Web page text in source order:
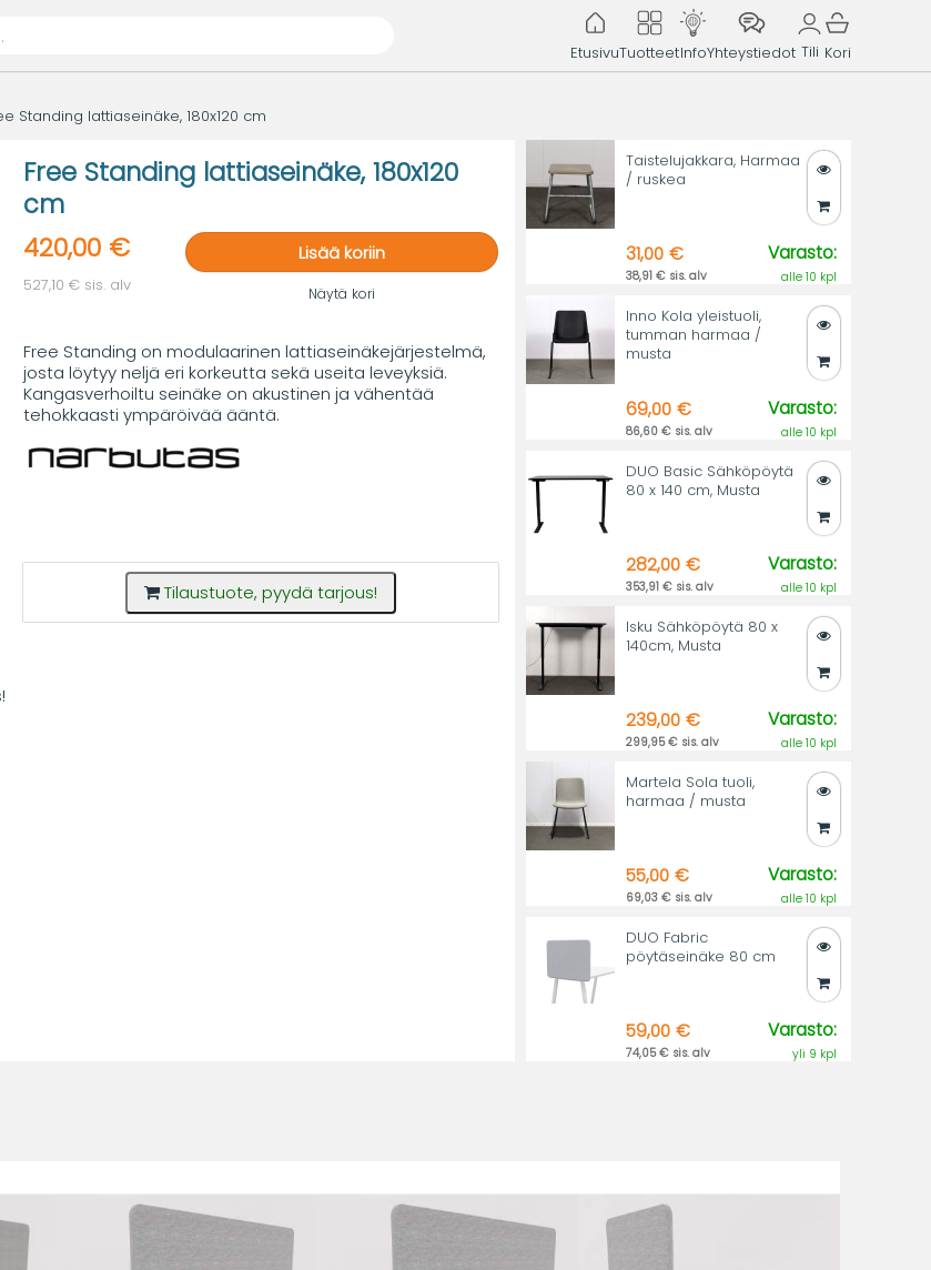
EtusivuTuotteetInfoYhteystiedot Tili Kori
Standing lattiaseinäke, 180x120 cm
Free Standing lattiaseinäke, 180x120
cm
420,00 €
527,10 € sis. alv
Lisää koriin
Näytä kori
Free Standing on modulaarinen lattiaseinäkejärjestelmä,
josta löytyy neljä eri korkeutta sekä useita leveyksiä.
Kangasverhoiltu seinäke on akustinen ja vähentää
tehokkaasti ympäröivää ääntä.
Tilaustuote, pyydä tarjous!
Taistelujakkara, Harmaa
/ ruskea
31,00 €
38,91 € sis. alv
Varasto:
alle 10 kpl
Inno Kola yleistuoli,
tumman harmaa /
musta
69,00 €
86,60 € sis. alv
Varasto:
alle 10 kpl
DUO Basic Sähköpöytä
80 x 140 cm, Musta
282,00 €
353,91 € sis. alv
Varasto:
alle 10 kpl
Isku Sähköpöytä 80 x
140cm, Musta
239,00 €
299,95 € sis. alv
Varasto:
alle 10 kpl
Martela Sola tuoli,
harmaa / musta
55,00 €
69,03 € sis. alv
Varasto:
alle 10 kpl
DUO Fabric
pöytäseinäke 80 cm
59,00 €
74,05 € sis. alv
Varasto:
yli 9 kpl